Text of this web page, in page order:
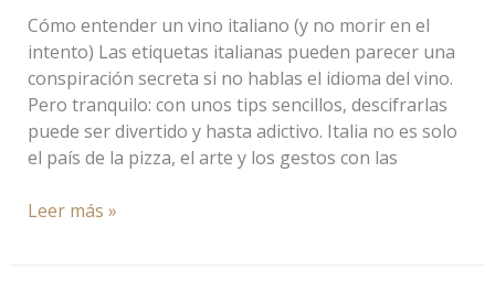
Cómo entender un vino italiano (y no morir en el
intento) Las etiquetas italianas pueden parecer una
conspiración secreta si no hablas el idioma del vino.
Pero tranquilo: con unos tips sencillos, descifrarlas
puede ser divertido y hasta adictivo. Italia no es solo
el país de la pizza, el arte y los gestos con las
Leer más »